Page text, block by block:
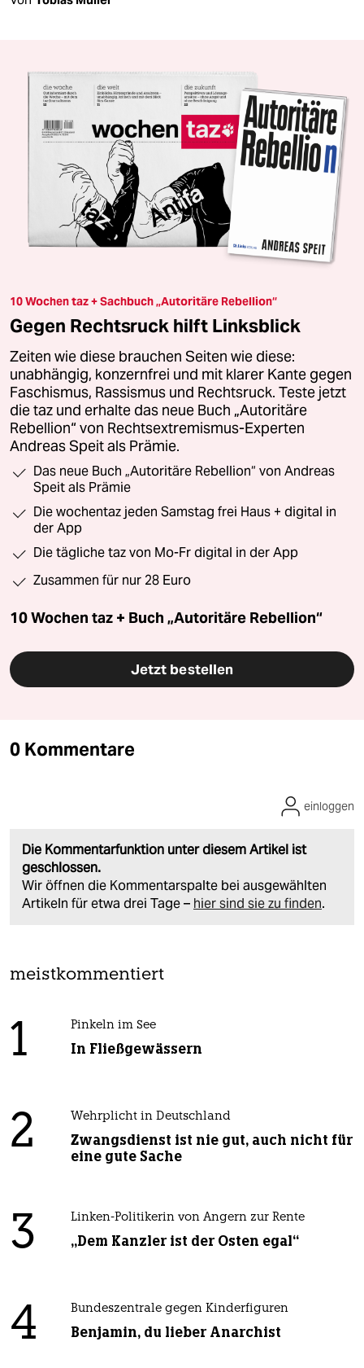
10 Wochen taz + Sachbuch „Autoritäre Rebellion“
Gegen Rechtsruck hilft Linksblick
Zeiten wie diese brauchen Seiten wie diese:
unabhängig, konzernfrei und mit klarer Kante gegen
Faschismus, Rassismus und Rechtsruck. Teste jetzt
die taz und erhalte das neue Buch „Autoritäre
Rebellion“ von Rechtsextremismus-Experten
Andreas Speit als Prämie.
Das neue Buch „Autoritäre Rebellion“ von Andreas
Speit als Prämie
Die wochentaz jeden Samstag frei Haus + digital in
der App
Die tägliche taz von Mo-Fr digital in der App
Zusammen für nur 28 Euro
10 Wochen taz + Buch „Autoritäre Rebellion“
Jetzt bestellen
0 Kommentare
Die Kommentarfunktion unter diesem Artikel ist
geschlossen.
Wir öffnen die Kommentarspalte bei ausgewählten
Artikeln für etwa drei Tage – hier sind sie zu finden.
einloggen
meistkommentiert
1 Pinkeln im See
In Fließgewässern
2 Wehrplicht in Deutschland
Zwangsdienst ist nie gut, auch nicht für
eine gute Sache
3 Linken-Politikerin von Angern zur Rente
„Dem Kanzler ist der Osten egal“
4 Bundeszentrale gegen Kinderfiguren
Benjamin, du lieber Anarchist